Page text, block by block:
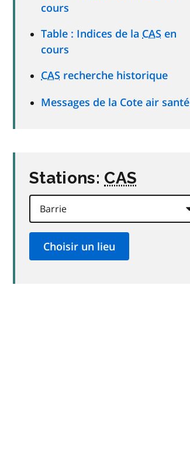
cours
Table : Indices de la CAS en
cours
CAS recherche historique
Messages de la Cote air santé
Stations: CAS